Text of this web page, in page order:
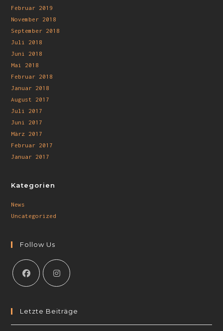
Februar 2019
November 2018
September 2018
Juli 2018
Juni 2018
Mai 2018
Februar 2018
Januar 2018
August 2017
Juli 2017
Juni 2017
März 2017
Februar 2017
Januar 2017
Kategorien
News
Uncategorized
Follow Us
Letzte Beiträge